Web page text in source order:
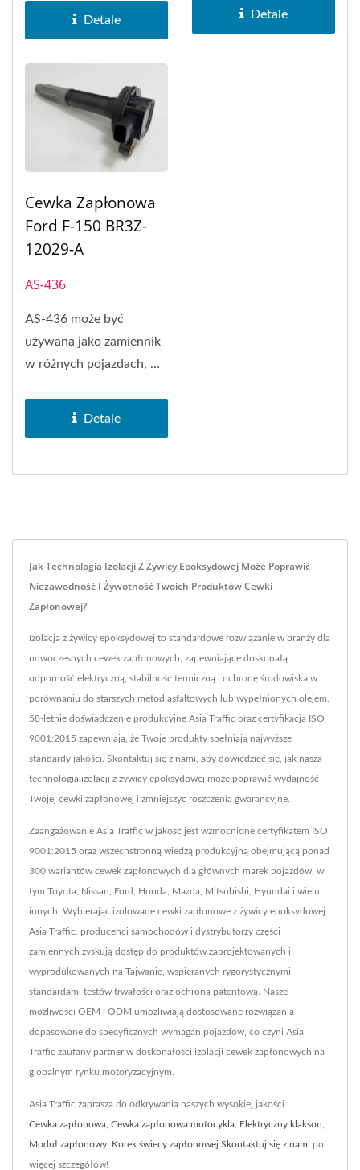
Detale Detale
Cewka Zapłonowa
Ford F-150 BR3Z-
12029-A
AS-436
AS-436 może być
używana jako zamiennik
w różnych pojazdach, w
Fordzie...
Detale
Jak Technologia Izolacji Z Żywicy Epoksydowej Może Poprawić
Niezawodność I Żywotność Twoich Produktów Cewki
Zapłonowej?
Izolacja z żywicy epoksydowej to standardowe rozwiązanie w branży dla
nowoczesnych cewek zapłonowych, zapewniające doskonałą
odporność elektryczną, stabilność termiczną i ochronę środowiska w
porównaniu do starszych metod asfaltowych lub wypełnionych olejem.
58-letnie doświadczenie produkcyjne Asia Traffic oraz certyfikacja ISO
9001:2015 zapewniają, że Twoje produkty spełniają najwyższe
standardy jakości. Skontaktuj się z nami, aby dowiedzieć się, jak nasza
technologia izolacji z żywicy epoksydowej może poprawić wydajność
Twojej cewki zapłonowej i zmniejszyć roszczenia gwarancyjne.
Zaangażowanie Asia Traffic w jakość jest wzmocnione certyfikatem ISO
9001:2015 oraz wszechstronną wiedzą produkcyjną obejmującą ponad
300 wariantów cewek zapłonowych dla głównych marek pojazdów, w
tym Toyota, Nissan, Ford, Honda, Mazda, Mitsubishi, Hyundai i wielu
innych. Wybierając izolowane cewki zapłonowe z żywicy epoksydowej
Asia Traffic, producenci samochodów i dystrybutorzy części
zamiennych zyskują dostęp do produktów zaprojektowanych i
wyprodukowanych na Tajwanie, wspieranych rygorystycznymi
standardami testów trwałości oraz ochroną patentową. Nasze
możliwości OEM i ODM umożliwiają dostosowane rozwiązania
dopasowane do specyficznych wymagań pojazdów, co czyni Asia
Traffic zaufany partner w doskonałości izolacji cewek zapłonowych na
globalnym rynku motoryzacyjnym.
Asia Traffic zaprasza do odkrywania naszych wysokiej jakości
Cewka zapłonowa, Cewka zapłonowa motocykla, Elektryczny klakson,
Moduł zapłonowy, Korek świecy zapłonowej.Skontaktuj się z nami po
więcej szczegółów!